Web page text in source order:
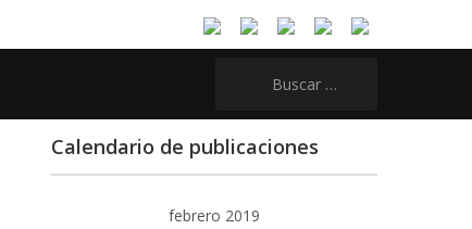
Calendario de publicaciones
febrero 2019